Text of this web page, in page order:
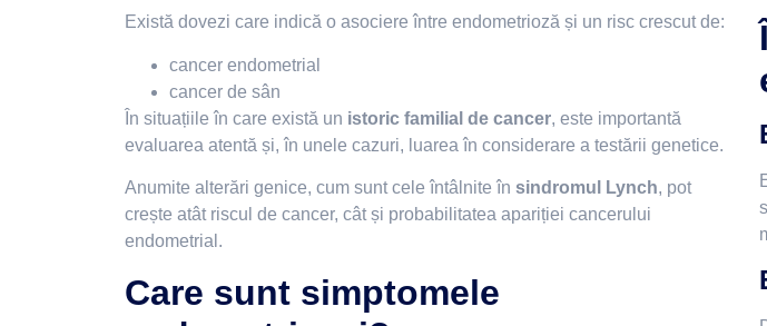
Există dovezi care indică o asociere între endometrioză și un risc crescut de:
cancer endometrial
cancer de sân
În situațiile în care există un istoric familial de cancer, este importantă
evaluarea atentă și, în unele cazuri, luarea în considerare a testării genetice.
Anumite alterări genice, cum sunt cele întâlnite în sindromul Lynch, pot
crește atât riscul de cancer, cât și probabilitatea apariției cancerului
endometrial.
Care sunt simptomele